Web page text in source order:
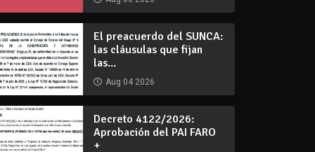
El preacuerdo del SUNCA:
las cláusulas que fijan
las...
Aug 04 2026
Decreto 4122/2026:
Aprobación del PAI FARO
+